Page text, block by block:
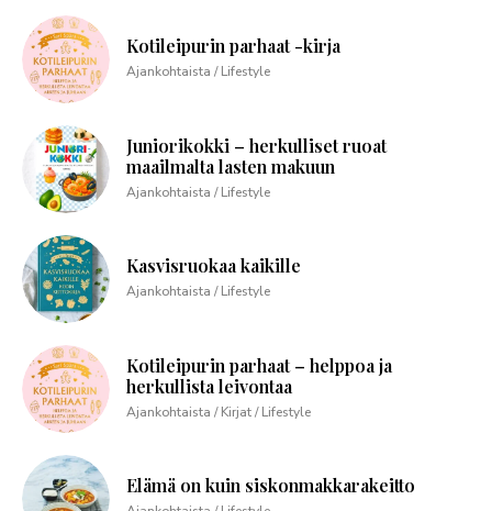
Kotileipurin parhaat -kirja
Ajankohtaista / Lifestyle
Juniorikokki – herkulliset ruoat
maailmalta lasten makuun
Ajankohtaista / Lifestyle
Kasvisruokaa kaikille
Ajankohtaista / Lifestyle
Kotileipurin parhaat – helppoa ja
herkullista leivontaa
Ajankohtaista / Kirjat / Lifestyle
Elämä on kuin siskonmakkarakeitto